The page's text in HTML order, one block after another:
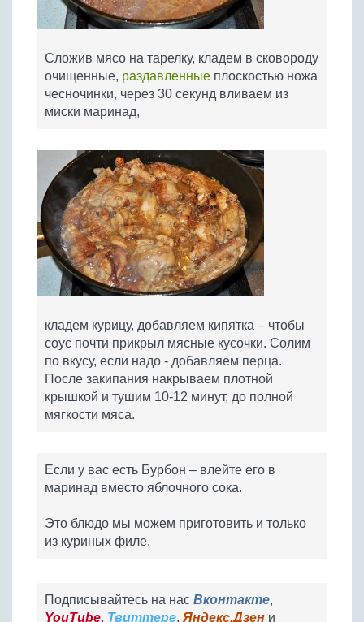
Сложив мясо на тарелку, кладем в сковороду
очищенные, раздавленные плоскостью ножа
чесночинки, через 30 секунд вливаем из
миски маринад,
кладем курицу, добавляем кипятка – чтобы
соус почти прикрыл мясные кусочки. Солим
по вкусу, если надо - добавляем перца.
После закипания накрываем плотной
крышкой и тушим 10-12 минут, до полной
мягкости мяса.
Если у вас есть Бурбон – влейте его в
маринад вместо яблочного сока.
Это блюдо мы можем приготовить и только
из куриных филе.
Подписывайтесь на нас Вконтакте,
YouTube, Твиттере, Яндекс.Дзен и